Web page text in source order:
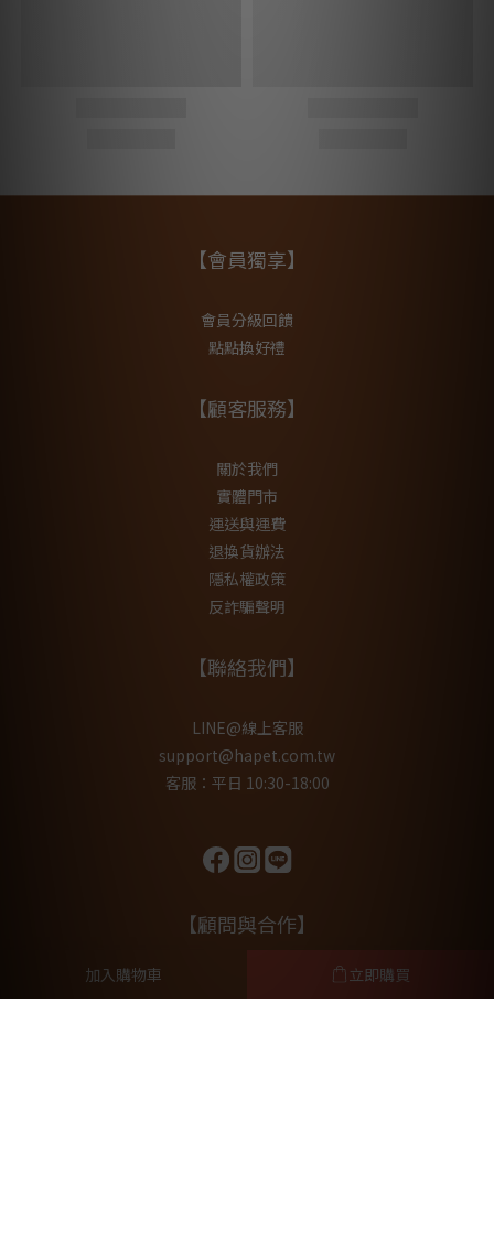
加入購物車 立即購買
【會員獨享】
會員分級回饋
點點換好禮
【顧客服務】
關於我們
實體門市
運送與運費
退換貨辦法
隱私權政策
反詐騙聲明
【聯絡我們】
LINE@線上客服
support@hapet.com.tw
客服：平日 10:30-18:00
【顧問與合作】